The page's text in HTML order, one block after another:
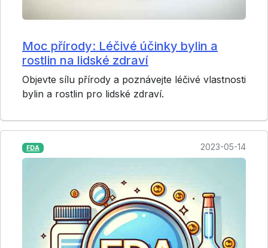
Moc přírody: Léčivé účinky bylin a
rostlin na lidské zdraví
Objevte sílu přírody a poznávejte léčivé vlastnosti
bylin a rostlin pro lidské zdraví.
FDA 2023-05-14